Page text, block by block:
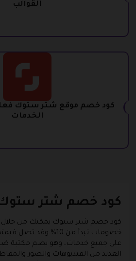
القوالب
الخدمات
كود خصم شتر
كود خصم شتر ستوك يمكنك من خلال
على جميع خدمات، وهو يضم مكتبة
العديد من الفيديوهات والصور